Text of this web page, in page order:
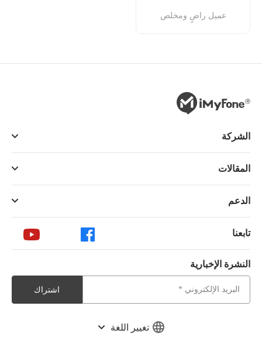
عميل راضٍ ومخلص
تغيير اللغة
الشركة
المقالات
الدعم
تابعنا
النشرة الإخبارية
اشتراك